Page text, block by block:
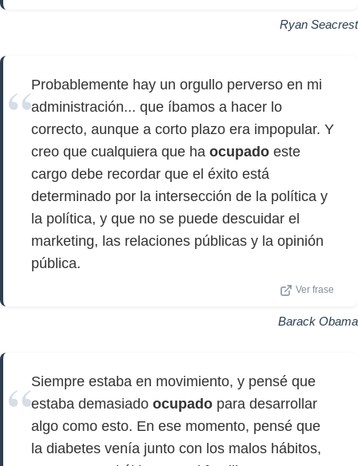
Ryan Seacrest
Probablemente hay un orgullo perverso en mi
administración... que íbamos a hacer lo
correcto, aunque a corto plazo era impopular. Y
creo que cualquiera que ha ocupado este
cargo debe recordar que el éxito está
determinado por la intersección de la política y
la política, y que no se puede descuidar el
marketing, las relaciones públicas y la opinión
pública.
Ver frase
Barack Obama
Siempre estaba en movimiento, y pensé que
estaba demasiado ocupado para desarrollar
algo como esto. En ese momento, pensé que
la diabetes venía junto con los malos hábitos,